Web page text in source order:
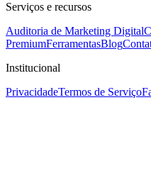
Serviços e recursos
Auditoria de Marketing Digital
PremiumFerramentasBlog
Institucional
PrivacidadeTermos de Serviço